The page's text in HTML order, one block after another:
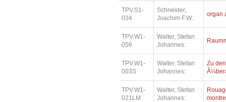
TPV.S1-
034
Schneider,
Joachim F.W.:
organ
TPV.W1-
056
Walter, Stefan
Johannes:
TPV.W1-
003S
Walter, Stefan
Johannes:
Zu
TPV.W1-
021LM
Walter, Stefan
Johannes:
montre